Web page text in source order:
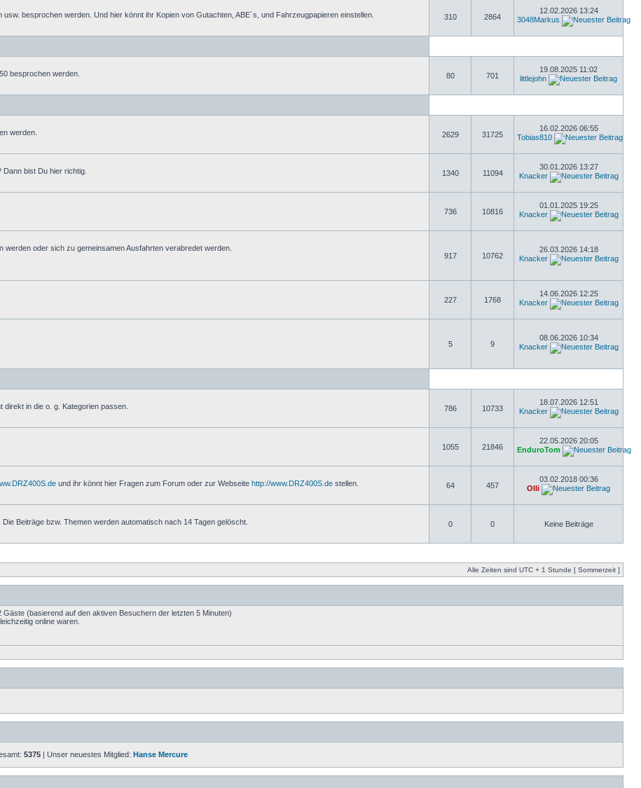
besprochen werden. Und hier könnt ihr Kopien von Gutachten, ABE´s, und Fahrzeugpapieren einstellen.
310 2864
12.02.2026 13:24
3048Markus
besprochen werden.
80 701
19.08.2025 11:02
littlejohn
werden.
2629 31725
16.02.2026 06:55
Tobias810
bist Du hier richtig.
1340 11094
30.01.2026 13:27
Knacker
736 10816
01.01.2025 19:25
Knacker
oder sich zu gemeinsamen Ausfahrten verabredet werden.
917 10762
26.03.2026 14:18
Knacker
227 1768
14.06.2026 12:25
Knacker
5 9
08.06.2026 10:34
Knacker
in die o. g. Kategorien passen.
786 10733
18.07.2026 12:51
Knacker
1055 21846
22.05.2026 20:05
EnduroTom
und ihr könnt hier Fragen zum Forum oder zur Webseite http://www.DRZ400S.de stellen.
64 457
03.02.2018 00:36
Olli
Beiträge bzw. Themen werden automatisch nach 14 Tagen gelöscht.
0 0 Keine Beiträge
Alle Zeiten sind UTC + 1 Stunde [ Sommerzeit ]
(basierend auf den aktiven Besuchern der letzten 5 Minuten)
online waren.
5375 | Unser neuestes Mitglied: Hanse Mercure